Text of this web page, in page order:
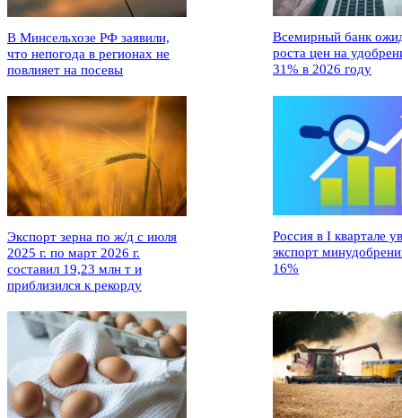
В Минсельхозе РФ заявили,
что непогода в регионах не
повлияет на посевы
Всемирный банк
роста цен на
31% в 2026 году
Экспорт зерна по ж/д с июля
2025 г. по март 2026 г.
составил 19,23 млн т и
приблизился к рекорду
Россия в I квартале
экспорт
16%